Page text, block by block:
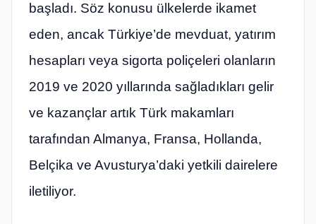
başladı. Söz konusu ülkelerde ikamet
eden, ancak Türkiye’de mevduat, yatırım
hesapları veya sigorta poliçeleri olanların
2019 ve 2020 yıllarında sağladıkları gelir
ve kazançlar artık Türk makamları
tarafından Almanya, Fransa, Hollanda,
Belçika ve Avusturya’daki yetkili dairelere
iletiliyor.